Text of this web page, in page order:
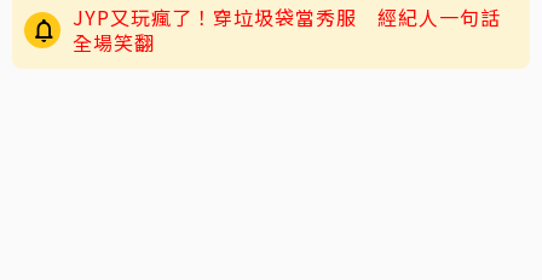
JYP又玩瘋了！穿垃圾袋當秀服 經紀人一句話
全場笑翻